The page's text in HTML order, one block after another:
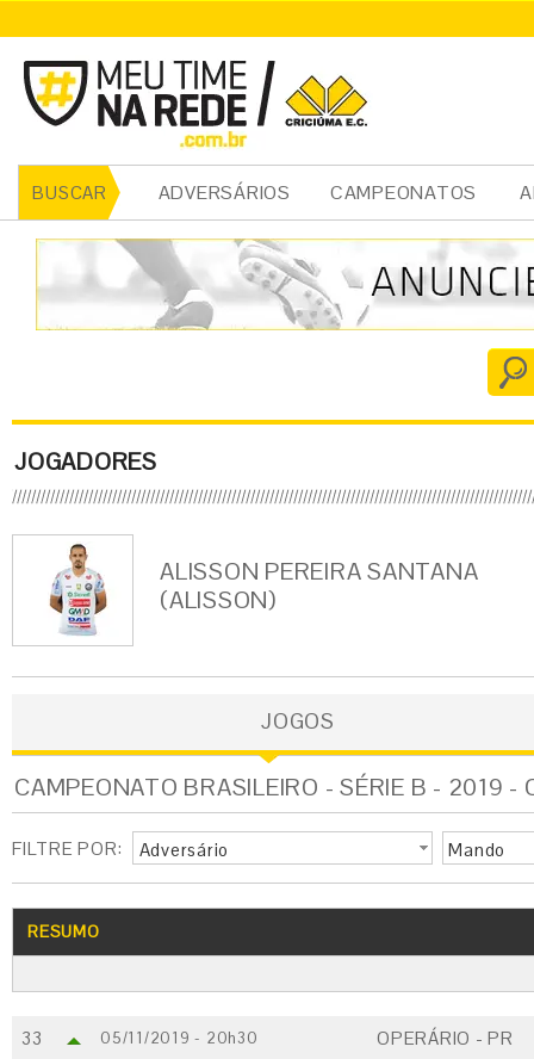
BUSCAR ADVERSÁRIOS CAMPEONATOS
JOGADORES
ALISSON PEREIRA SANTANA
(ALISSON)
JOGOS
CAMPEONATO BRASILEIRO - SÉRIE B - 2019 -
FILTRE POR: Adversário Mando
RESUMO
33 05/11/2019 - 20h30 OPERÁRIO - PR